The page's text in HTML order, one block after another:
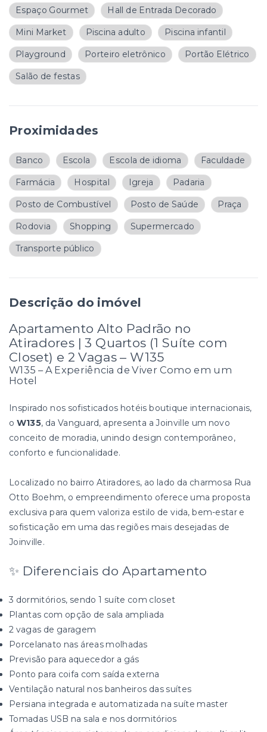
Espaço Gourmet Hall de Entrada Decorado
Mini Market Piscina adulto Piscina infantil
Playground Porteiro eletrônico Portão Elétrico
Salão de festas
Proximidades
Banco Escola Escola de idioma Faculdade
Farmácia Hospital Igreja Padaria
Posto de Combustível Posto de Saúde Praça
Rodovia Shopping Supermercado
Transporte público
Descrição do imóvel
Apartamento Alto Padrão no
Atiradores | 3 Quartos (1 Suíte com
Closet) e 2 Vagas – W135
W135 – A Experiência de Viver Como em um
Hotel
Inspirado nos sofisticados hotéis boutique internacionais,
o W135, da Vanguard, apresenta a Joinville um novo
conceito de moradia, unindo design contemporâneo,
conforto e funcionalidade.
Localizado no bairro Atiradores, ao lado da charmosa Rua
Otto Boehm, o empreendimento oferece uma proposta
exclusiva para quem valoriza estilo de vida, bem-estar e
sofisticação em uma das regiões mais desejadas de
Joinville.
✨ Diferenciais do Apartamento
3 dormitórios, sendo 1 suíte com closet
Plantas com opção de sala ampliada
2 vagas de garagem
Porcelanato nas áreas molhadas
Previsão para aquecedor a gás
Ponto para coifa com saída externa
Ventilação natural nos banheiros das suítes
Persiana integrada e automatizada na suíte master
Tomadas USB na sala e nos dormitórios